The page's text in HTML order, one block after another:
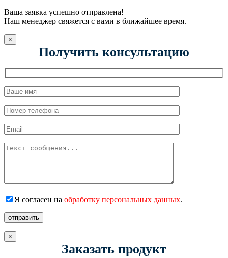
Ваша заявка успешно отправлена!
Наш менеджер свяжется с вами в ближайшее время.
×
Получить консультацию
Я согласен на обработку персональных данных.
отправить
×
Заказать продукт